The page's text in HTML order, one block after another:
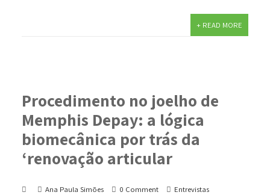
+ READ MORE
Procedimento no joelho de
Memphis Depay: a lógica
biomecânica por trás da
‘renovação articular
Ana Paula Simões 0 Comment Entrevistas